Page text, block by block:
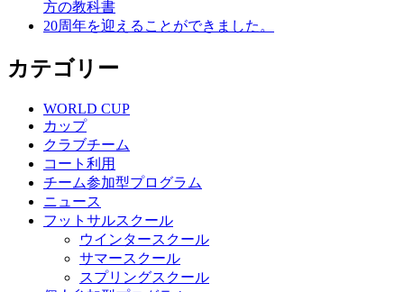
方の教科書
20周年を迎えることができました。
カテゴリー
WORLD CUP
カップ
クラブチーム
コート利用
チーム参加型プログラム
ニュース
フットサルスクール
ウインタースクール
サマースクール
スプリングスクール